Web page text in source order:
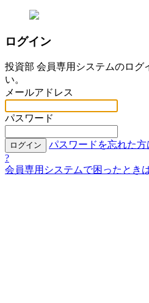
ログイン
投資部 会員専用システムのログ
い。
メールアドレス
パスワード
ログイン
パスワードを忘れた方
?
会員専用システムで困ったとき